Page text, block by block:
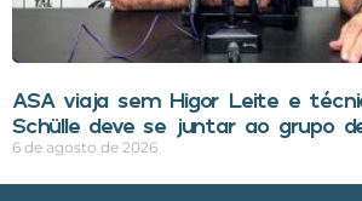
ASA viaja sem Higor Leite e
Schülle deve se juntar ao grupo
6 de agosto de 2026